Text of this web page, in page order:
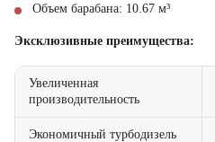
Объем барабана: 10.67 м³
Эксклюзивные преимущества:
Увеличенная
производительность
Экономичный турбодизель